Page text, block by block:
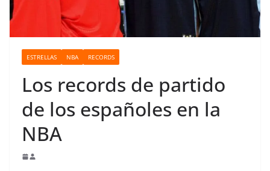
ESTRELLAS NBA RECORDS
Los records de partido
de los españoles en la
NBA